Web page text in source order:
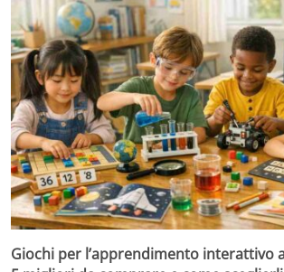
Giochi per l’apprendimento interattivo